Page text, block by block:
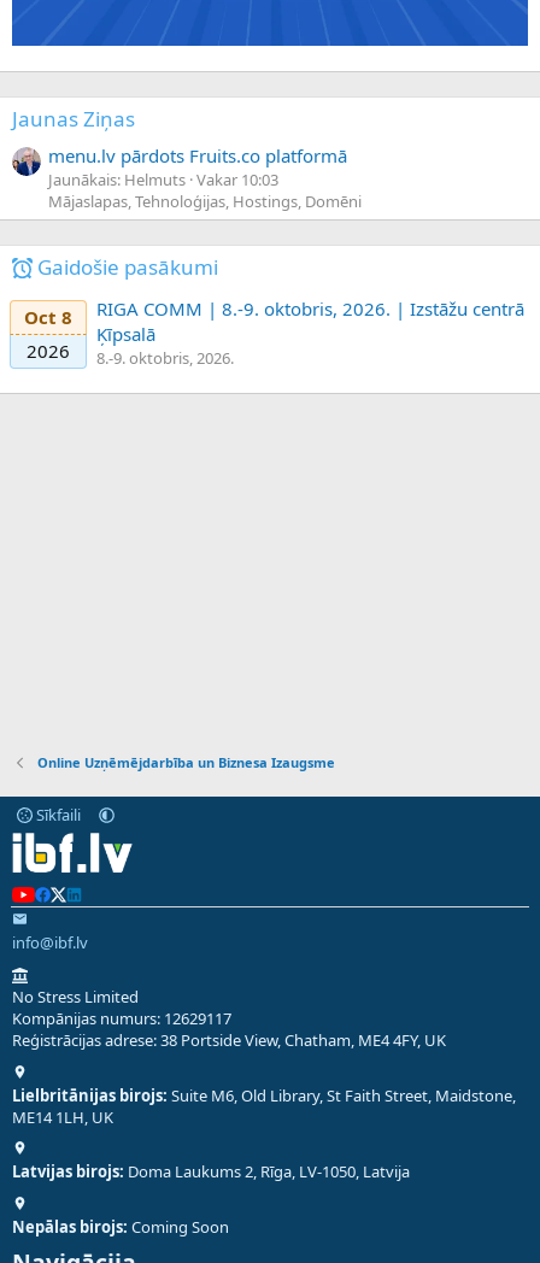
Jaunas Ziņas
menu.lv pārdots Fruits.co platformā
Jaunākais: Helmuts Vakar 10:03
Mājaslapas, Tehnoloģijas, Hostings, Domēni
Gaidošie pasākumi
Oct 8
2026
RIGA COMM | 8.-9. oktobris, 2026. | Izstāžu centrā
Ķīpsalā
8.-9. oktobris, 2026.
Online Uzņēmējdarbība un Biznesa Izaugsme
Sīkfaili
info@ibf.lv
No Stress Limited
Kompānijas numurs: 12629117
Reģistrācijas adrese: 38 Portside View, Chatham, ME4 4FY, UK
Lielbritānijas birojs: Suite M6, Old Library, St Faith Street, Maidstone,
ME14 1LH, UK
Latvijas birojs: Doma Laukums 2, Rīga, LV-1050, Latvija
Nepālas birojs: Coming Soon